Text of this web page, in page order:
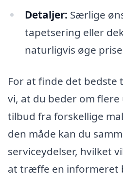
Detaljer: Særlige
tapetsering eller
naturligvis øge
For at finde det bedste
vi, at du beder om
tilbud fra forskellige
den måde kan du
serviceydelser, hvilket
at træffe en informeret